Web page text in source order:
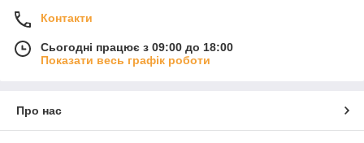
Контакти
Сьогодні працює з 09:00 до 18:00
Показати весь графік роботи
Про нас